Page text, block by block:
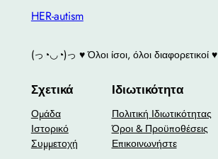
HER-autism
(っ◔◡◔)っ ♥ Όλοι ίσοι, όλοι διαφορετικοί ♥
Σχετικά
Ομάδα
Ιστορικό
Συμμετοχή
Ιδιωτικότητα
Πολιτική Ιδιωτικότητας
Όροι & Προϋποθέσεις
Επικοινωνήστε